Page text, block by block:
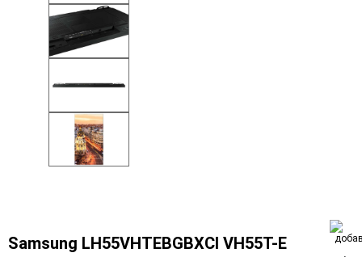
Samsung LH55VHTEBGBXCI VH55T-E